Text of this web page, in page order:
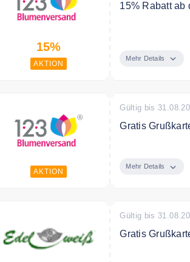
15%
AKTION
15% Rabatt ab
Anschluss
Blumenstrauß
Mehr Details
AKTION
Gültig bis
Gratis
Mehr Details
Gültig bis
Gratis